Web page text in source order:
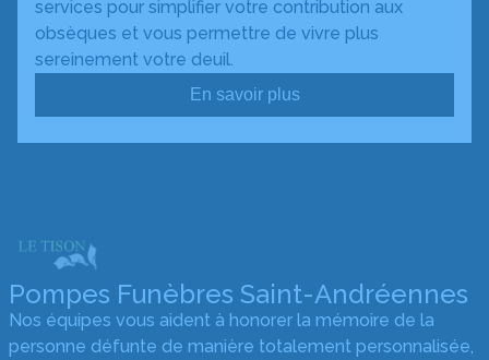
services pour simplifier votre contribution aux
obsèques et vous permettre de vivre plus
sereinement votre deuil.
En savoir plus
Pompes Funèbres Saint-Andréennes
Nos équipes vous aident à honorer la mémoire de la
personne défunte de manière totalement personnalisée,